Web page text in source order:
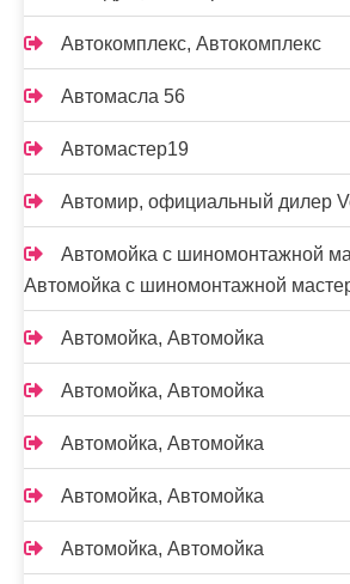
Автокомплекс, Автокомплекс
Автомасла 56
Автомастер19
Автомир, официальный дилер
Автомойка с шиномонтажной
Автомойка с шиномонтажной
Автомойка, Автомойка
Автомойка, Автомойка
Автомойка, Автомойка
Автомойка, Автомойка
Автомойка, Автомойка